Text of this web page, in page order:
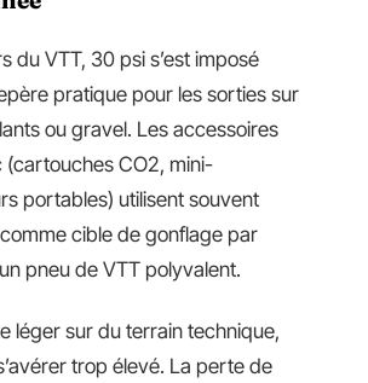
du VTT, 30 psi s’est imposé
pratique pour les sorties sur
ou gravel. Les accessoires
CO2, mini-
portables) utilisent souvent
cible de gonflage par
pneu de VTT polyvalent.
léger sur du terrain technique,
trop élevé. La perte de